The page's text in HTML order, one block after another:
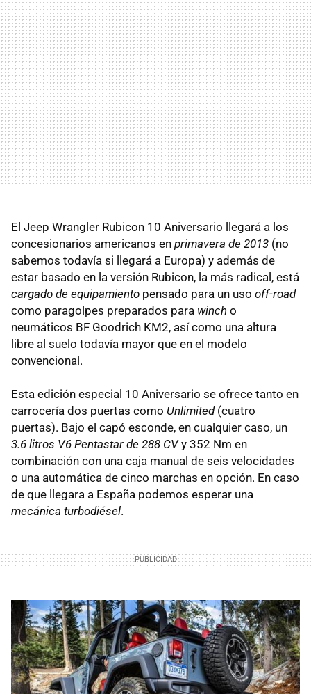
El Jeep Wrangler Rubicon 10 Aniversario llegará a los
concesionarios americanos en primavera de 2013 (no
sabemos todavía si llegará a Europa) y además de
estar basado en la versión Rubicon, la más radical, está
cargado de equipamiento pensado para un uso off-road
como paragolpes preparados para winch o
neumáticos BF Goodrich KM2, así como una altura
libre al suelo todavía mayor que en el modelo
convencional.
Esta edición especial 10 Aniversario se ofrece tanto en
carrocería dos puertas como Unlimited(cuatro
puertas). Bajo el capó esconde, en cualquier caso, un
3.6 litros V6 Pentastar de 288 CVy 352 Nm en
combinación con una caja manual de seis velocidades
o una automática de cinco marchas en opción. En caso
de que llegara a España podemos esperar una
mecánica turbodiésel.